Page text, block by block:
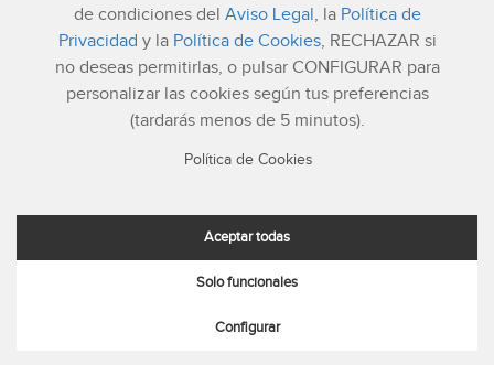
de condiciones del Aviso Legal, la Política de
Privacidad y la Política de Cookies, RECHAZAR si
no deseas permitirlas, o pulsar CONFIGURAR para
personalizar las cookies según tus preferencias
(tardarás menos de 5 minutos).
Política de Cookies
Aceptar todas
Solo funcionales
Configurar
Lunes a Viernes: 8:30h a 20:00h
Tel. 900 525 900
Email: info@netelip.com
Política de Privacidad
© 2026 netelip. Todos los derechos reservados | Hecho con